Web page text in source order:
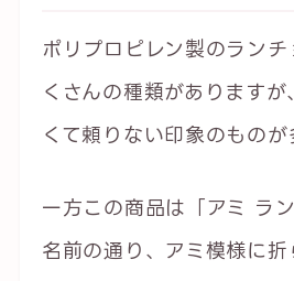
ポリプロピレン製のラン
くさんの種類がありますが
くて頼りない印象のものが
一方この商品は「アミ ラ
名前の通り、アミ模様に折